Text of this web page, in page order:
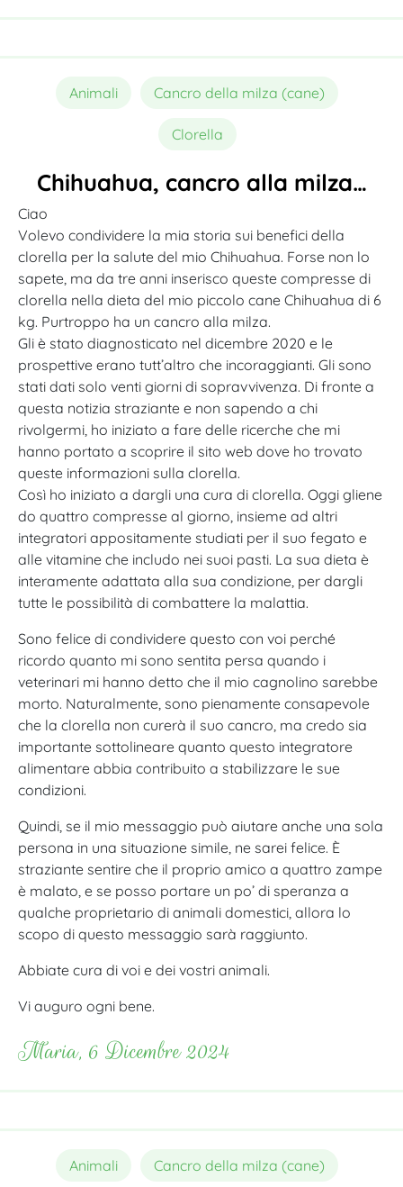
Animali Cancro della milza (cane)
Clorella
Chihuahua, cancro alla milza…
Ciao
Volevo condividere la mia storia sui benefici della
clorella per la salute del mio Chihuahua. Forse non lo
sapete, ma da tre anni inserisco queste compresse di
clorella nella dieta del mio piccolo cane Chihuahua di 6
kg. Purtroppo ha un cancro alla milza.
Gli è stato diagnosticato nel dicembre 2020 e le
prospettive erano tutt’altro che incoraggianti. Gli sono
stati dati solo venti giorni di sopravvivenza. Di fronte a
questa notizia straziante e non sapendo a chi
rivolgermi, ho iniziato a fare delle ricerche che mi
hanno portato a scoprire il sito web dove ho trovato
queste informazioni sulla clorella.
Così ho iniziato a dargli una cura di clorella. Oggi gliene
do quattro compresse al giorno, insieme ad altri
integratori appositamente studiati per il suo fegato e
alle vitamine che includo nei suoi pasti. La sua dieta è
interamente adattata alla sua condizione, per dargli
tutte le possibilità di combattere la malattia.
Sono felice di condividere questo con voi perché
ricordo quanto mi sono sentita persa quando i
veterinari mi hanno detto che il mio cagnolino sarebbe
morto. Naturalmente, sono pienamente consapevole
che la clorella non curerà il suo cancro, ma credo sia
importante sottolineare quanto questo integratore
alimentare abbia contribuito a stabilizzare le sue
condizioni.
Quindi, se il mio messaggio può aiutare anche una sola
persona in una situazione simile, ne sarei felice. È
straziante sentire che il proprio amico a quattro zampe
è malato, e se posso portare un po’ di speranza a
qualche proprietario di animali domestici, allora lo
scopo di questo messaggio sarà raggiunto.
Abbiate cura di voi e dei vostri animali.
Vi auguro ogni bene.
Maria, 6 Dicembre 2024
Animali Cancro della milza (cane)